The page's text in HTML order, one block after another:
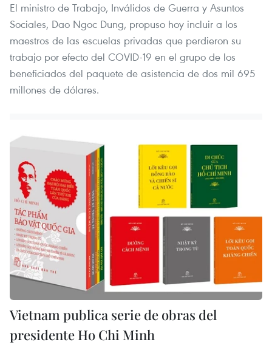
El ministro de Trabajo, Inválidos de Guerra y Asuntos
Sociales, Dao Ngoc Dung, propuso hoy incluir a los
maestros de las escuelas privadas que perdieron su
trabajo por efecto del COVID-19 en el grupo de los
beneficiados del paquete de asistencia de dos mil 695
millones de dólares.
Vietnam publica serie de obras del
presidente Ho Chi Minh